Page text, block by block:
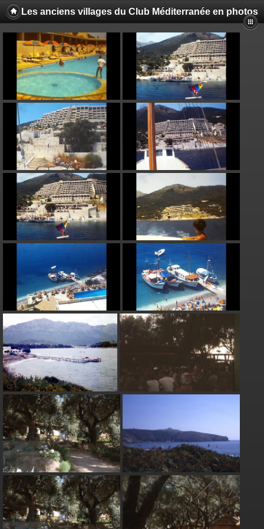
Les anciens villages du Club Méditerranée en photos